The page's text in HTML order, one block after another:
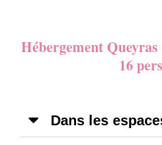
Hébergement
16
Dans les